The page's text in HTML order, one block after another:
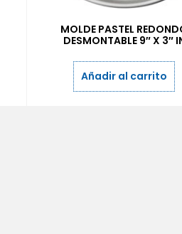
MOLDE PASTEL
DESMONTABLE 9″ X 3″
Añadir al carrito